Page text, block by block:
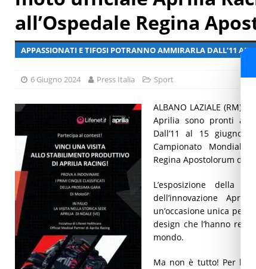
[ 29 Luglio 2026 ]
Giornata mondiale delle epatiti,
all’Ospedale Regina
APPASSIONATI E TIFOSI POTRANNO AMMIRARLA DALL’11 AL
6 Giugno 2024 Press Italia Sport
ALBANO LAZIALE (RM)
Aprilia sono pronti a
Dall’11 al 15 giugno,
Campionato Mondiale
Regina Apostolorum di
L’esposizione della
dell’innovazione
un’occasione unica per
design che l’hanno
mondo.
Ma non è tutto! Per